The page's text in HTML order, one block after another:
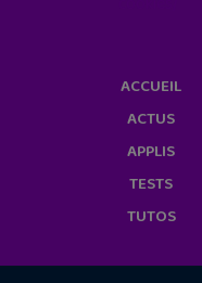
ACCUEIL
ACTUS
APPLIS
TESTS
TUTOS